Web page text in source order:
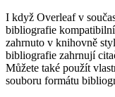
I když Overleaf v
bibliografie
zahrnuto v knihovně
bibliografie zahrnují
Můžete také použít
souboru formátu